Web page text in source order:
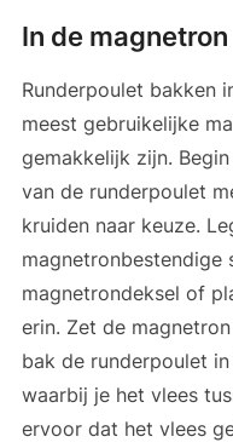
In de magnetron
Runderpoulet bakken
meest gebruikelijke
gemakkelijk zijn.
van de runderpoulet
kruiden naar keuze.
magnetronbestendige
magnetrondeksel of
erin. Zet de
bak de runderpoulet
waarbij je het vlees
ervoor dat het vlees